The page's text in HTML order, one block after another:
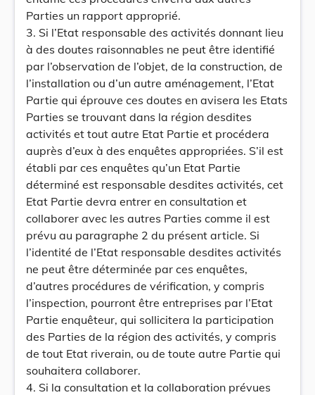
Parties un rapport approprié.
3. Si l’Etat responsable des activités donnant lieu
à des doutes raisonnables ne peut être identifié
par l’observation de l’objet, de la construction, de
l’installation ou d’un autre aménagement, l’Etat
Partie qui éprouve ces doutes en avisera les Etats
Parties se trouvant dans la région desdites
activités et tout autre Etat Partie et procédera
auprès d’eux à des enquêtes appropriées. S’il est
établi par ces enquêtes qu’un Etat Partie
déterminé est responsable desdites activités, cet
Etat Partie devra entrer en consultation et
collaborer avec les autres Parties comme il est
prévu au paragraphe 2 du présent article. Si
l’identité de l’Etat responsable desdites activités
ne peut être déterminée par ces enquêtes,
d’autres procédures de vérification, y compris
l’inspection, pourront être entreprises par l’Etat
Partie enquêteur, qui sollicitera la participation
des Parties de la région des activités, y compris
de tout Etat riverain, ou de toute autre Partie qui
souhaitera collaborer.
4. Si la consultation et la collaboration prévues